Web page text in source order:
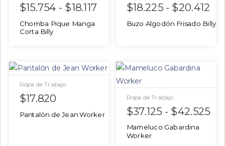
$15.754 - $18.117
Chomba Pique Manga
Corta Billy
$18.225 - $20.412
Buzo Algodón Frisado Billy
Ropa de Trabajo
$17.820
Pantalón de Jean Worker
Ropa de Trabajo
$37.125 - $42.525
Mameluco Gabardina
Worker